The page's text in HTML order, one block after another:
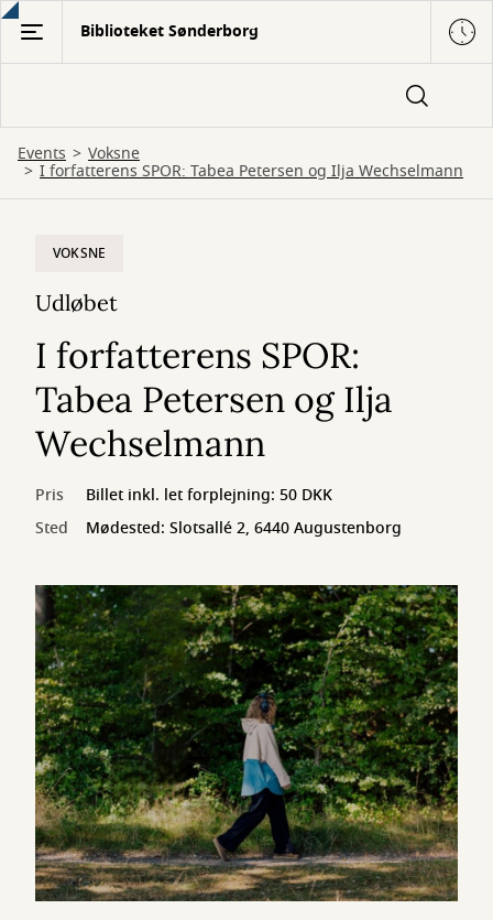
Gå
hovedindhold
Biblioteket Sønderborg
Events Voksne
I forfatterens SPOR: Tabea Petersen og Ilja Wechselmann
VOKSNE
Udløbet
I forfatterens SPOR:
Tabea Petersen og Ilja
Wechselmann
Pris
Billet inkl. let forplejning: 50 DKK
Sted
Mødested: Slotsallé 2, 6440 Augustenborg